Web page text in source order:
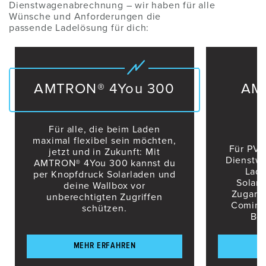
Dienstwagenabrechnung – wir haben für alle
Wünsche und Anforderungen die
passende Ladelösung für dich:
AMTRON® 4You 300
Für alle, die beim Laden
maximal flexibel sein möchten,
jetzt und in Zukunft: Mit
AMTRON® 4You 300 kannst du
per Knopfdruck Solarladen und
deine Wallbox vor
unberechtigten Zugriffen
schützen.
MEHR ERFAHREN
Für